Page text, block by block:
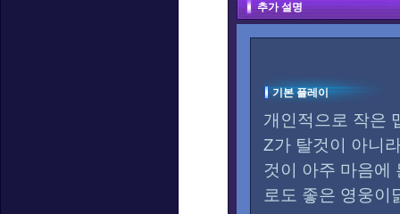
추가 설명
기본 플레이
개인적으로 작은
Z가 탈것이 아니
것이 아주 마음에
로도 좋은 영웅이